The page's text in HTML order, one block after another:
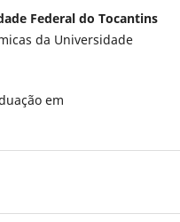
Federal do Tocantins
da Universidade
em